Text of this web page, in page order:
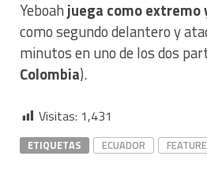
Yeboahjuega como extremo
como segundo delantero y
minutos en uno de los dos
Colombia).
Visitas: 1,431
ETIQUETAS ECUADOR